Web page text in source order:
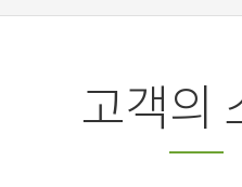
고객의